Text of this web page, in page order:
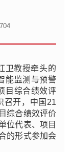
704
卫教授牵头的
能监测与预警
目综合绩效评
召开，中国21
综合绩效评价
位代表、项目
的形式参加会